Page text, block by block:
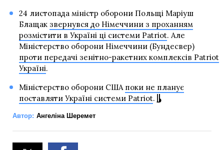
24 листопада міністр оборони Польщі Маріуш
Блащак звернувся до Німеччини з проханням
розмістити в Україні ці системи Patriot. Але
Міністерство оборони Німеччини (Бундесвер)
проти передачі зенітно-ракетних комплексів Patriot
Україні.
Міністерство оборони США поки не планує
поставляти Україні системи Patriot.
Автор: Ангеліна Шеремет